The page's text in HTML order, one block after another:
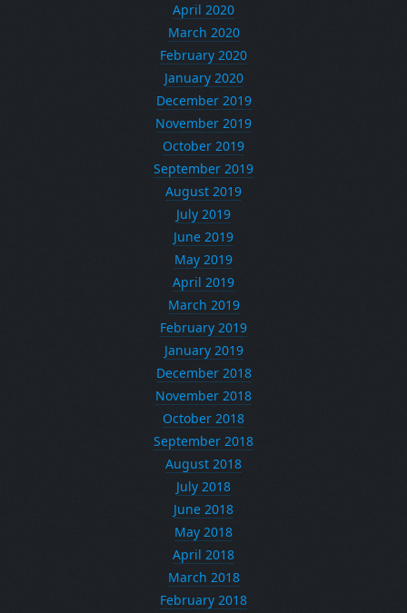
April 2020
March 2020
February 2020
January 2020
December 2019
November 2019
October 2019
September 2019
August 2019
July 2019
June 2019
May 2019
April 2019
March 2019
February 2019
January 2019
December 2018
November 2018
October 2018
September 2018
August 2018
July 2018
June 2018
May 2018
April 2018
March 2018
February 2018